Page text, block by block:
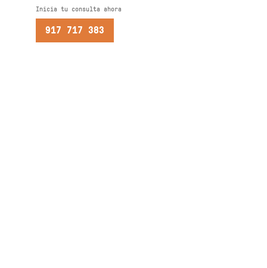
Inicia tu consulta ahora
917 717 383